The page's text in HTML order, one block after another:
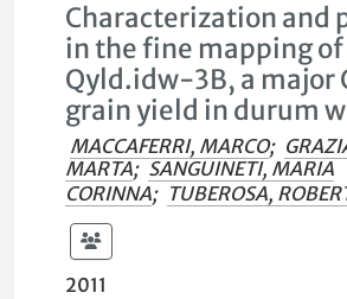
Characterization and
in the fine mapping of
Qyld.idw-3B, a major
grain yield in durum
MACCAFERRI, MARCO;
MARTA; SANGUINETI, MARIA
CORINNA; TUBEROSA,
2011